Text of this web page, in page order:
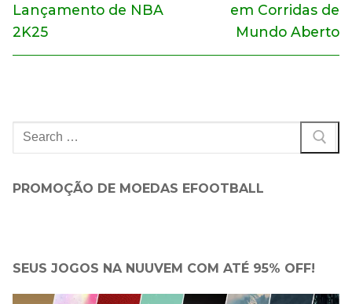
Lançamento de NBA
2K25
em Corridas de
Mundo Aberto
Pesquisar
por:
PROMOÇÃO DE MOEDAS EFOOTBALL
SEUS JOGOS NA NUUVEM COM ATÉ 95% OFF!